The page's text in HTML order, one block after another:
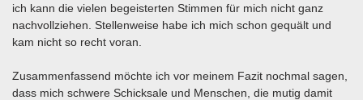
ich kann die vielen begeisterten Stimmen für mich nicht ganz
nachvollziehen. Stellenweise habe ich mich schon gequält und
kam nicht so recht voran.
Zusammenfassend möchte ich vor meinem Fazit nochmal sagen,
dass mich schwere Schicksale und Menschen, die mutig damit